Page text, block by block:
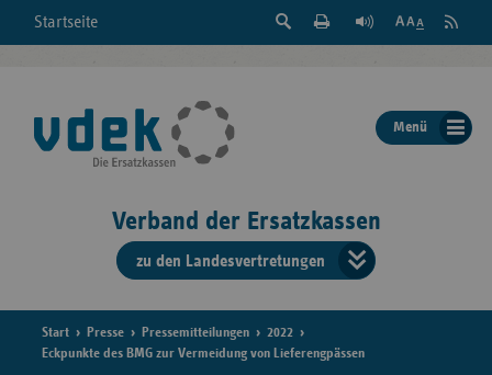
Startseite
Suche
der
Seite
Feed
Menü
Verband der Ersatzkassen
zu den Landesvertretungen
der
Start Presse Pressemitteilungen
2022
Eckpunkte des BMG zur Vermeidung von Lieferengpässen